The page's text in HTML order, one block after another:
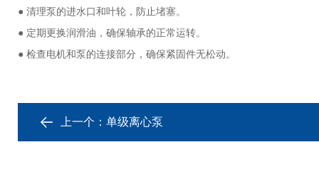
‌● ‌清理泵的进水口和叶轮‌，防止堵塞。
‌● ‌定期更换润滑油‌，确保轴承的正常运转。
‌‌● 检查电机和泵的连接部分‌，确保紧固件无松动。
上一个： 单级离心泵